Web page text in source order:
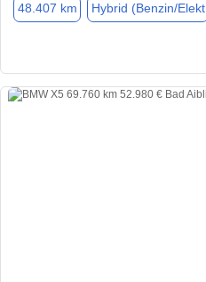
48.407 km Hybrid (Benzin/Elekt